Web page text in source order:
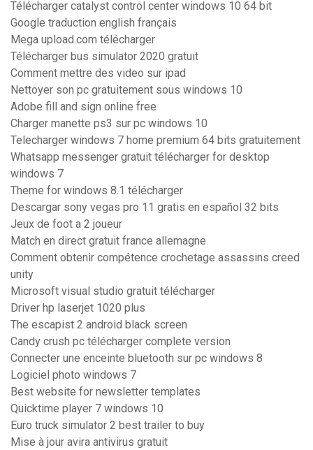
Télécharger catalyst control center windows 10 64 bit
Google traduction english français
Mega upload.com télécharger
Télécharger bus simulator 2020 gratuit
Comment mettre des video sur ipad
Nettoyer son pc gratuitement sous windows 10
Adobe fill and sign online free
Charger manette ps3 sur pc windows 10
Telecharger windows 7 home premium 64 bits gratuitement
Whatsapp messenger gratuit télécharger for desktop
windows 7
Theme for windows 8.1 télécharger
Descargar sony vegas pro 11 gratis en español 32 bits
Jeux de foot a 2 joueur
Match en direct gratuit france allemagne
Comment obtenir compétence crochetage assassins creed
unity
Microsoft visual studio gratuit télécharger
Driver hp laserjet 1020 plus
The escapist 2 android black screen
Candy crush pc télécharger complete version
Connecter une enceinte bluetooth sur pc windows 8
Logiciel photo windows 7
Best website for newsletter templates
Quicktime player 7 windows 10
Euro truck simulator 2 best trailer to buy
Mise à jour avira antivirus gratuit